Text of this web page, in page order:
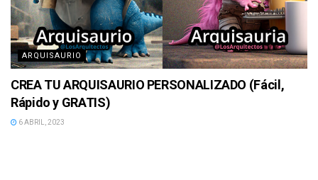
ARQUISAURIO
CREA TU ARQUISAURIO PERSONALIZADO (Fácil,
Rápido y GRATIS)
6 ABRIL, 2023